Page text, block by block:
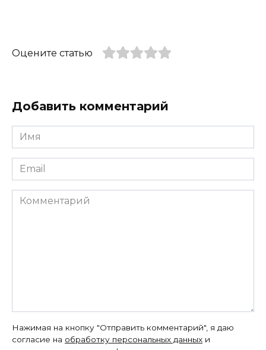
Оцените статью
Добавить комментарий
Имя
*
Email
*
Комментарий
Нажимая на кнопку "Отправить комментарий", я даю
согласие на обработку персональных данных и